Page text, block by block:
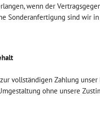
wenn der
Sonderanfertigung sind wir
vollständigen Zahlung
ohne unsere